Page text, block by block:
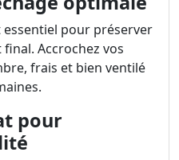
pour préserver
Accrochez vos
frais et bien ventilé
pour